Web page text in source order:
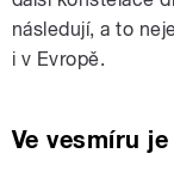
následují, a to
i v Evropě.
Ve vesmíru